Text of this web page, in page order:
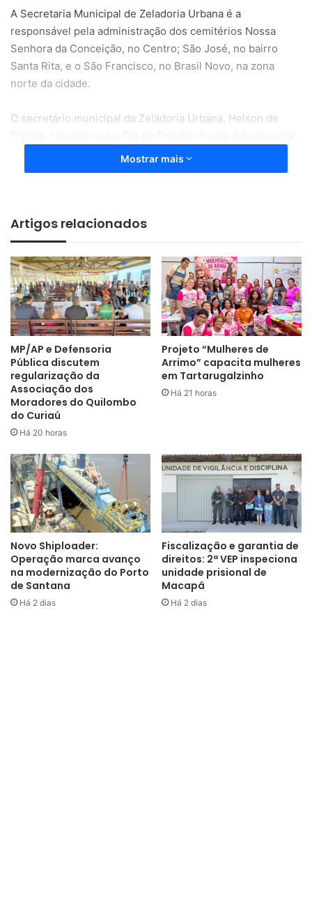
A Secretaria Municipal de Zeladoria Urbana é a
responsável pela administração dos cemitérios Nossa
Senhora da Conceição, no Centro; São José, no bairro
Santa Rita, e o São Francisco, no Brasil Novo, na zona
norte da cidade.
O secretário municipal da Zeladoria Urbana, Helson de
pois é o momento em que as pessoas homenageiam os
entes queridos. São esperadas mais de 100 mil pessoas
Veja como será o funcionamento dos cemitérios de
Macapá:
Cemitério Nossa Senhora da Conceição
Endereço: Rua Eliezer Levy, nº 1632, bairro Central
Horário: 7h às 20h
Cemitério São José
Endereço: Av. Henrique Galúcio, bairro Santa Rita
Horário:7h às 20h
Cemitério São Francisco
Endereço:bairro Brasil Novo
Mostrar mais
Artigos relacionados
MP/AP e Defensoria
Pública discutem
regularização da
Associação dos
Moradores do Quilombo
do Curiaú
Há 20 horas
Projeto “Mulheres de
Arrimo” capacita mulheres
em Tartarugalzinho
Há 21 horas
Novo Shiploader:
Operação marca avanço
na modernização do Porto
de Santana
Há 2 dias
Fiscalização e garantia de
direitos: 2ª VEP inspeciona
unidade prisional de
Macapá
Há 2 dias